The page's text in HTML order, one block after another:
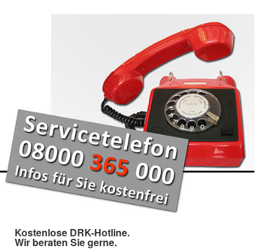
Kostenlose DRK-Hotline.
Wir beraten Sie gerne.